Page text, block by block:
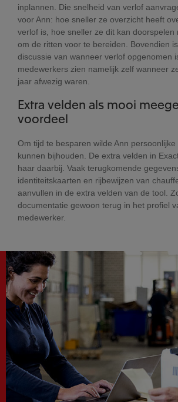
inplannen. Die snelheid van verlof
voor Ann: hoe sneller ze overzicht heeft
verlof is, hoe sneller ze dit kan doorspelen
om de ritten voor te bereiden. Bovendien
discussie van wanneer verlof opgenomen
medewerkers zien namelijk zelf wanneer
jaar afwezig waren.
Extra velden als mooi
voordeel
Om tijd te besparen wilde Ann
kunnen bijhouden. De extra velden in
haar daarbij. Vaak terugkomende
identiteitskaarten en rijbewijzen van
aanvullen in de extra velden van de tool.
documentatie gewoon terug in het profiel
medewerker.